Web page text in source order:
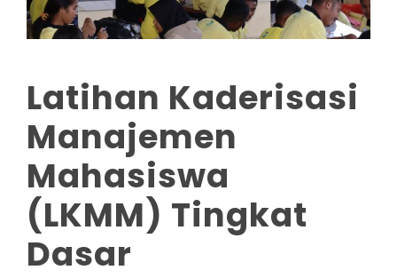
Latihan Kaderisasi
Manajemen
Mahasiswa
(LKMM) Tingkat
Dasar